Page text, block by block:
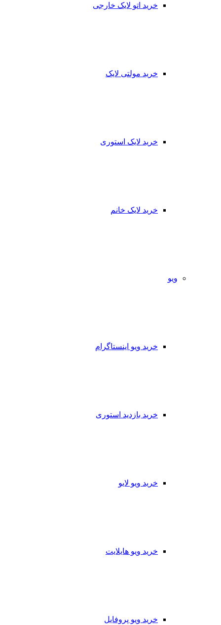
خرید اتو لایک خارجی
خرید مولتی لایک
خرید لایک استوری
خرید لایک خانم
ویو
خرید ویو اینستاگرام
خرید بازدید استوری
خرید ویو لایو
خرید ویو هایلایت
خرید ویو پروفایل